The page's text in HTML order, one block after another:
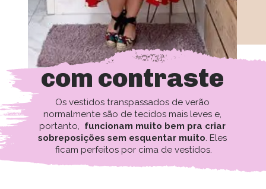
com contraste
Os vestidos transpassados de verão
normalmente são de tecidos mais leves e,
portanto, funcionam muito bem pra criar
sobreposições sem esquentar muito. Eles
ficam perfeitos por cima de vestidos.